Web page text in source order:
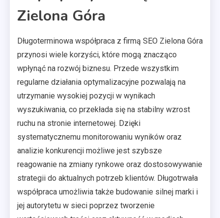
Zielona Góra
Długoterminowa współpraca z firmą SEO Zielona Góra
przynosi wiele korzyści, które mogą znacząco
wpłynąć na rozwój biznesu. Przede wszystkim
regularne działania optymalizacyjne pozwalają na
utrzymanie wysokiej pozycji w wynikach
wyszukiwania, co przekłada się na stabilny wzrost
ruchu na stronie internetowej. Dzięki
systematycznemu monitorowaniu wyników oraz
analizie konkurencji możliwe jest szybsze
reagowanie na zmiany rynkowe oraz dostosowywanie
strategii do aktualnych potrzeb klientów. Długotrwała
współpraca umożliwia także budowanie silnej marki i
jej autorytetu w sieci poprzez tworzenie